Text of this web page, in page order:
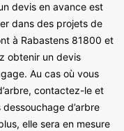
devis en avance est
dans des projets de
à Rabastens 81800 et
obtenir un devis
Au cas où vous
contactez-le et
d’arbre
elle sera en mesure